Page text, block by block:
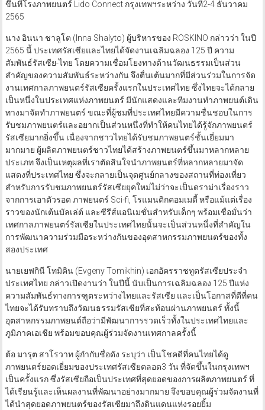
ขึันที่โรงภาพยนตร์ Lido Connect กรุงเทพฯระหว่าง วันที่2-4 ธันวาคม
2565
นาง อินนา ชาลูโต (Inna Shalyto) ผู้บริหารของ ROSKINO กล่าวว่า ในปี
2565 นี้ ประเทศรัสเซียและไทยได้จัดงานเฉลิมฉลอง 125 ปี ความ
สัมพันธ์รัสเซีย-ไทย โดยความเชื่อมโยงทางด้านวัฒนธรรมเป็นส่วน
สำคัญของความสัมพันธ์ระหว่างกัน จึงตื่นเต้นมากที่มีส่วนร่วมในการจัด
งานเทศกาลภาพยนตร์รัสเซียครั้งแรกในประเทศไทย ซึ่งไทยจะได้กลาย
เป็นหนึ่งในประเทศแห่งภาพยนตร์ มีนักแสดงและทีมงานทำภาพยนต์เดิน
ทางมาจัดทำภาพยนตร์ ขณะที่ผู้ชมที่ประเทศไทยมีความชื่นชอบในการ
รับชมภาพยนตร์และอยากเป็นส่วนหนึ่งที่ทำให้คนไทยได้รู้จักภาพยนตร์
รัสเซียมากยิ่งขึ้น เนื่องจากชาวไทยได้รับชมภาพยนตร์ชั้นเยี่ยมมา
มากมาย ผู้ผลิตภาพยนตร์ชาวไทยได้สร้างภาพยนตร์ขึ้นมาหลากหลาย
ประเภท จึงเป็นเหตุผลที่เราตัดสินใจนำภาพยนตร์ที่หลากหลายมาจัด
แสดงที่ประเทศไทย ซึ่งจะกลายเป็นจุดศูนย์กลางของสถานที่ท่องเที่ยว
สำหรับการรับชมภาพยนตร์รัสเซียยุคใหม่ไม่ว่าจะเป็นดราม่าเรื่องราว
จากการเอาตัวรอด ภาพยนตร์ Sci-fi, โรแมนติกคอมเมดี้ หรือแม้แต่เรื่อง
ราวของนักเต้นบัลเล่ต์ และซีรีส์แอนิเมชั่นสำหรับเด็กๆ พร้อมเชื่อมั่นว่า
เทศกาลภาพยนตร์รัสเซียในประเทศไทยนั้นจะเป็นส่วนหนึ่งที่สำคัญใน
การพัฒนาความร่วมมือระหว่างกันของอุตสาหกรรมภาพยนตร์ของทั้ง
สองประเทศ
นายเยฟกินี โทมิคิน (Evgeny Tomikhin) เอกอัครราชทูตรัสเซียประจำ
ประเทศไทย กล่าวเปิดงานว่า ในปีนี้ นับเป็นการเฉลิมฉลอง 125 ปีแห่ง
ความสัมพันธ์ทางการฑูตระหว่างไทยและรัสเซีย และเป็นโอกาสที่ดีที่คน
ไทยจะได้รับทราบถึงวัฒนธรรมรัสเซียที่สะท้อนผ่านภาพยนตร์ ทั้งนี้
อุตสาหกรรมภาพยนต์ถือว่ามีพัฒนาการรวดเร็วทั้งในประเทศไทยและ
ภูมิภาคเอเชีย พร้อมขอบคุณผู้ร่วมจัดงานเทศกาลครั้งนี้
ต้อ มารุต สาโรวาท ผู้กำกับชื่อดัง ระบุว่า เป็นโชคดีที่คนไทยได้ดู
ภาพยนตร์ยอดเยี่ยมของประเทศรัสเซียตลอด3 วัน ที่จัดขึ้นในกรุงเทพฯ
เป็นครั้งแรก ซึ่งรัสเซียถือเป็นประเทศที่สุดยอดของการผลิตภาพยนตร์ ที่
ได้เรียนรู้และเห็นผลงานที่พัฒนาอย่างมากมาย จึงขอบคุณผู้ร่วมจัดงานที่
ได้นำสุดยอดภาพยนตร์ของรัสเซียมาถึงดินแดนแห่งรอยยิ้ม